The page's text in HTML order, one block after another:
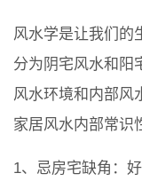
风水学是让我们的
分为阴宅风水和阳
风水环境和内部风
家居风水内部常识
1、忌房宅缺角：